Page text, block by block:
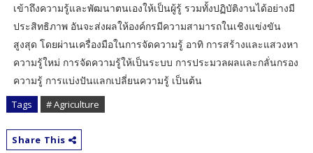
เข้าถึงความรู้และพัฒนาตนเองให้เป็นผู้รู้ รวมทั้งปฏิบัติงานได้อย่างมี
ประสิทธิภาพ อันจะส่งผลให้องค์กรมีความสามารถในเชิงแข่งขัน
สูงสุด โดยผ่านเครื่องมือในการจัดความรู้ อาทิ การสร้างและแสวงหา
ความรู้ใหม่ การจัดความรู้ให้เป็นระบบ การประมวลผลและกลั่นกรอง
ความรู้ การแบ่งปันแลกเปลี่ยนความรู้ เป็นต้น
Tags # Agriculture
Share This